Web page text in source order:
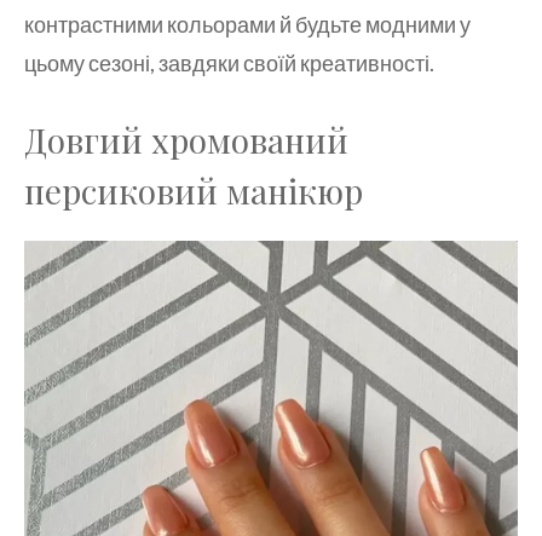
контрастними кольорами й будьте модними у
цьому сезоні, завдяки своїй креативності.
Довгий хромований
персиковий манікюр